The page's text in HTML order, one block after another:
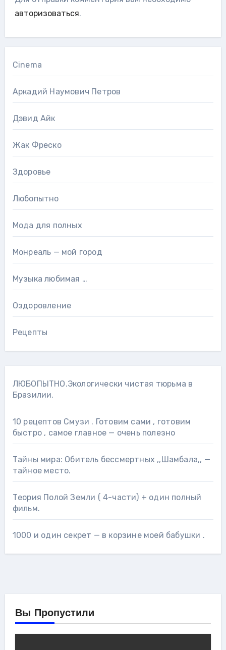
авторизоваться.
Cinema
Аркадий Наумович Петров
Дэвид Айк
Жак Фреско
Здоровье
Любопытно
Мода для полных
Монреаль — мой город
Музыка любимая …
Оздоровление
Рецепты
ЛЮБОПЫТНО.Экологически чистая тюрьма в
Бразилии.
10 рецептов Смузи . Готовим сами , готовим
быстро , самое главное — очень полезно
Тайны мира: Обитель бессмертных ,,Шамбала,, —
тайное место.
Теория Полой Земли ( 4-части) + один полный
фильм.
1000 и один секрет — в корзине моей бабушки .
Вы Пропустили